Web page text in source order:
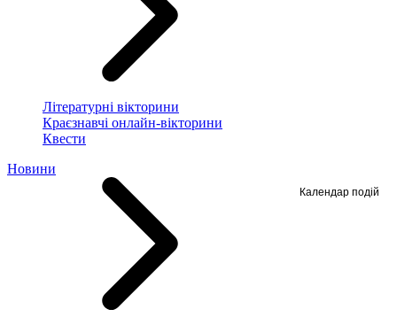
Літературні вікторини
Краєзнавчі онлайн-вікторини
Квести
Новини
Календар подій